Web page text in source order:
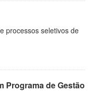
processos seletivos de
Programa de Gestão